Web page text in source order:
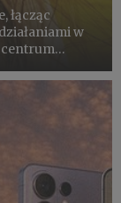
łącząc
w
centrum
kultury